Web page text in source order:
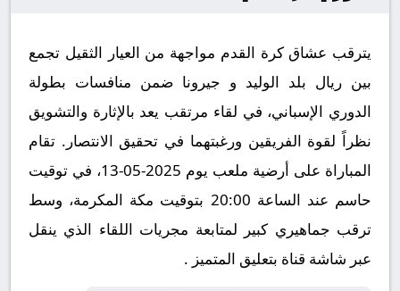
يترقب عشاق كرة القدم مواجهة من العيار الثقيل تجمع
بين ريال بلد الوليد و جيرونا ضمن منافسات بطولة
الدوري الإسباني، في لقاء مرتقب يعد بالإثارة والتشويق
نظراً لقوة الفريقين ورغبتهما في تحقيق الانتصار. تقام
المباراة على أرضية ملعب يوم 2025-05-13، في توقيت
حاسم عند الساعة 20:00 بتوقيت مكة المكرمة، وسط
ترقب جماهيري كبير لمتابعة مجريات اللقاء الذي ينقل
عبر شاشة قناة بتعليق المتميز .